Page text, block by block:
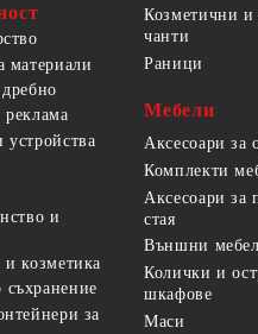
материали
и
козметика
за
Козметични и
чанти
Раници
Мебели
Аксесоари за
Комплекти
Аксесоари за
стая
Външни
Колички и
шкафове
Маси